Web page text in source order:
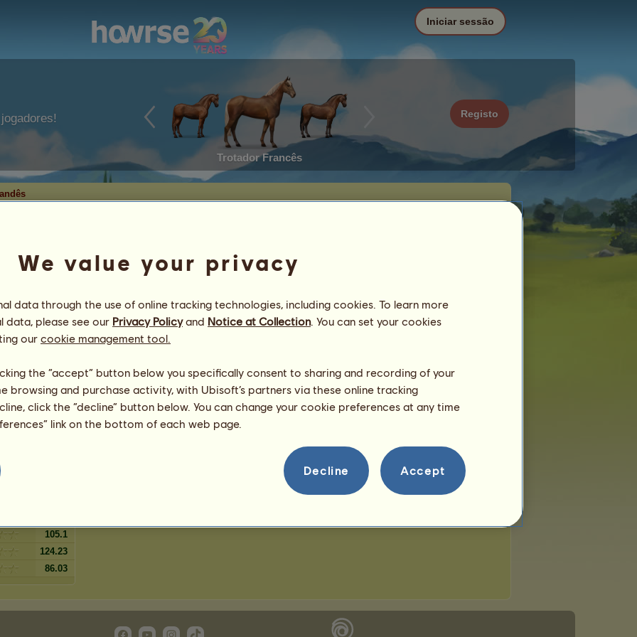
Trotador Francês
Registo
Iniciar sessão
5%
5%
4%
2%
crinalvo 2 %
2%
1%
105.1
124.23
86.03
We value your privacy
data through the use of online tracking technologies, including cookies. To learn more
data, please see our Privacy Policyand Notice at Collection. You can set your cookies
our cookie management tool.
the “accept” button below you specifically consent to sharing and recording of your
browsing and purchase activity, with Ubisoft’s partners via these online tracking
click the “decline” button below. You can change your cookie preferences at any time
link on the bottom of each web page.
Decline Accept